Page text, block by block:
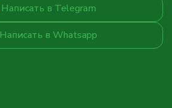
Написать в Telegram
Написать в Whatsapp